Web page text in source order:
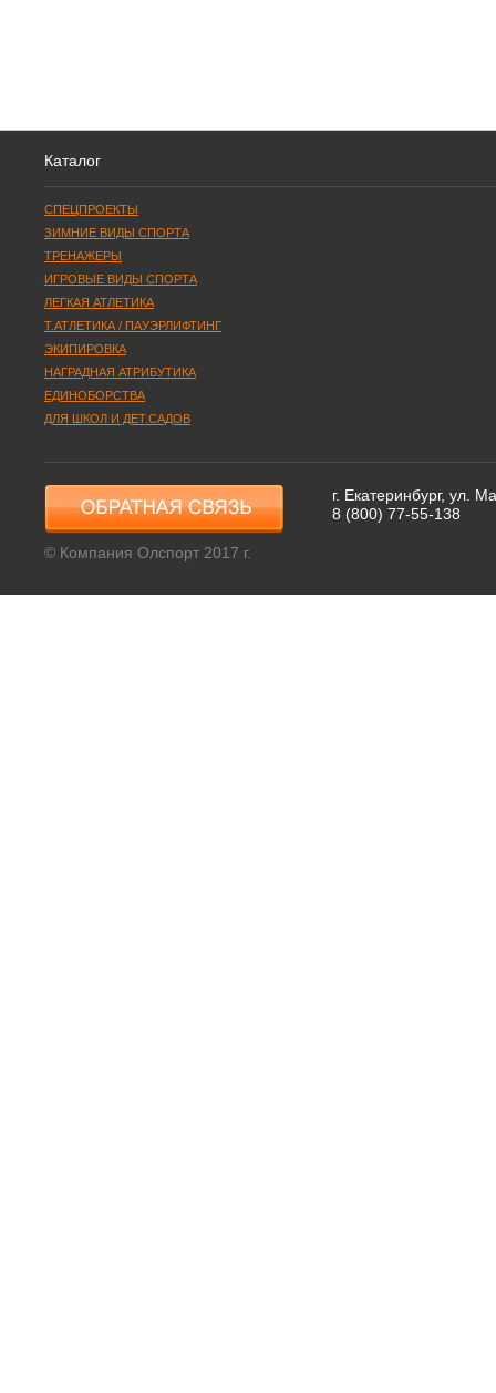
Каталог
СПЕЦПРОЕКТЫ
ЗИМНИЕ ВИДЫ СПОРТА
ТРЕНАЖЕРЫ
ИГРОВЫЕ ВИДЫ СПОРТА
ЛЕГКАЯ АТЛЕТИКА
Т.АТЛЕТИКА / ПАУЭРЛИФТИНГ
ЭКИПИРОВКА
НАГРАДНАЯ АТРИБУТИКА
ЕДИНОБОРСТВА
ДЛЯ ШКОЛ И ДЕТ.САДОВ
© Компания Олспорт 2017 г.
г. Екатеринбург, ул.
8 (800) 77-55-138